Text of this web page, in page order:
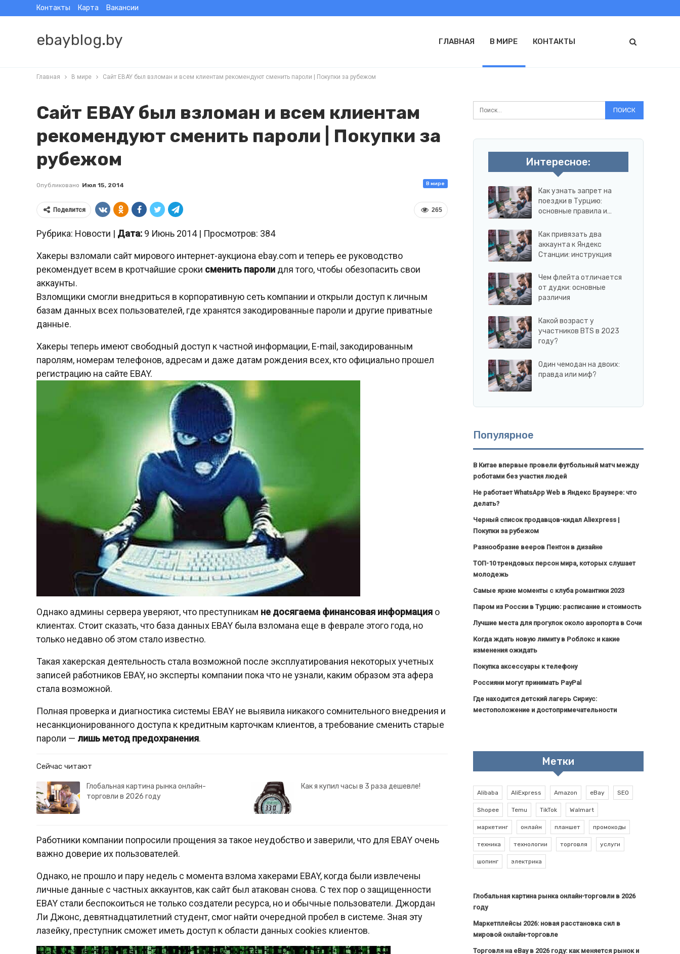
Контакты Карта Вакансии
ebayblog.by ГЛАВНАЯ В МИРЕ КОНТАКТЫ
Главная В мире Сайт EBAY был взломан и всем клиентам рекомендуют сменить пароли | Покупки за рубежом
Сайт EBAY был взломан и всем клиентам
рекомендуют сменить пароли | Покупки за
рубежом
В мире
Опубликовано Июл 15, 2014
265
Поделится
Рубрика: Новости | Дата: 9 Июнь 2014 | Просмотров: 384
Хакеры взломали сайт мирового интернет-аукциона ebay.com и теперь ее руководство
рекомендует всем в кротчайшие сроки сменить пароли для того, чтобы обезопасить свои
аккаунты.
Взломщики смогли внедриться в корпоративную сеть компании и открыли доступ к личным
базам данных всех пользователей, где хранятся закодированные пароли и другие приватные
данные.
Хакеры теперь имеют свободный доступ к частной информации, E-mail, закодированным
паролям, номерам телефонов, адресам и даже датам рождения всех, кто официально прошел
регистрацию на сайте EBAY.
Однако админы сервера уверяют, что преступникам не досягаема финансовая информация о
клиентах. Стоит сказать, что база данных EBAY была взломана еще в феврале этого года, но
только недавно об этом стало известно.
Такая хакерская деятельность стала возможной после эксплуатирования некоторых учетных
записей работников EBAY, но эксперты компании пока что не узнали, каким образом эта афера
стала возможной.
Полная проверка и диагностика системы EBAY не выявила никакого сомнительного внедрения и
несанкционированного доступа к кредитным карточкам клиентов, а требование сменить старые
пароли — лишь метод предохранения.
Сейчас читают
Глобальная картина рынка онлайн-
торговли в 2026 году
Как я купил часы в 3 раза дешевле!
Работники компании попросили прощения за такое неудобство и заверили, что для EBAY очень
важно доверие их пользователей.
Однако, не прошло и пару недель с момента взлома хакерами EBAY, когда были извлечены
личные данные с частных аккаунтов, как сайт был атакован снова. С тех пор о защищенности
EBAY стали беспокоиться не только создатели ресурса, но и обычные пользователи. Джордан
Ли Джонс, девятнадцатилетний студент, смог найти очередной пробел в системе. Зная эту
лазейку, преступник сможет иметь доступ к области данных cookies клиентов.
Интересное:
Как узнать запрет на
поездки в Турцию:
основные правила и…
Как привязать два
аккаунта к Яндекс
Станции: инструкция
Чем флейта отличается
от дудки: основные
различия
Какой возраст у
участников BTS в 2023
году?
Один чемодан на двоих:
правда или миф?
Популярное
В Китае впервые провели футбольный матч между
роботами без участия людей
Не работает WhatsApp Web в Яндекс Браузере: что
делать?
Черный список продавцов-кидал Aliexpress |
Покупки за рубежом
Разнообразие вееров Пентон в дизайне
ТОП-10 трендовых персон мира, которых слушает
молодежь
Самые яркие моменты с клуба романтики 2023
Паром из России в Турцию: расписание и стоимость
Лучшие места для прогулок около аэропорта в Сочи
Когда ждать новую лимиту в Роблокс и какие
изменения ожидать
Покупка аксессуары к телефону
Россияни могут принимать PayPal
Где находится детский лагерь Сириус:
местоположение и достопримечательности
Метки
Alibaba AliExpress Amazon eBay SEO
Shopee Temu TikTok Walmart
маркетинг онлайн планшет промокоды
техника технологии торговля услуги
шопинг электрика
Глобальная картина рынка онлайн-торговли в 2026
году
Маркетплейсы 2026: новая расстановка сил в
мировой онлайн-торговле
Торговля на eBay в 2026 году: как меняется рынок и